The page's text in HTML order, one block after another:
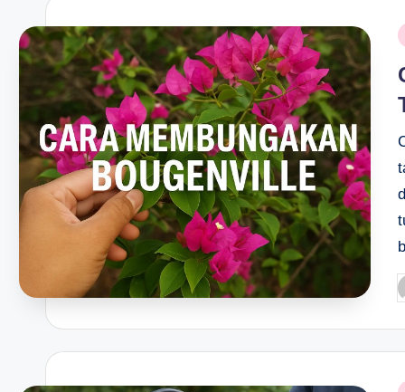
March 23, 2024
VPN Gratis iPhone: Panduan
March 22, 2024
DNS Pribadi: Panduan
March 21, 2024
Kelebihan dan Kekurangan
March 12, 2024
Layanan Cloud Computing:
March 11, 2024
Manfaat Cloud Computing
March 10, 2024
Makanan Serangga Bersayap:
March 9, 2024
Ternak Cacing Tanah di
March 8, 2024
Sejarah IoT: Perkembangan
March 7, 2024
March 6, 2024
March 5, 2024